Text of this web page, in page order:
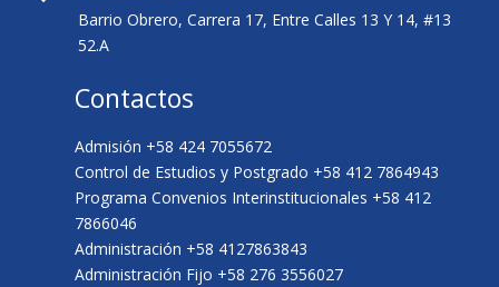
Barrio Obrero, Carrera 17, Entre Calles 13 Y 14, #13
52.A
Contactos
Admisión +58 424 7055672
Control de Estudios y Postgrado +58 412 7864943
Programa Convenios Interinstitucionales +58 412
7866046
Administración +58 4127863843
Administración Fijo +58 276 3556027